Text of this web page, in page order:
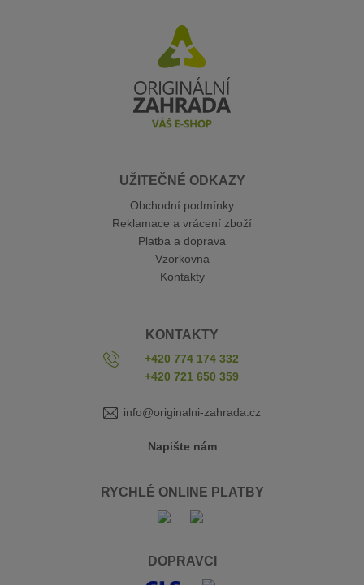
UŽITEČNÉ ODKAZY
Obchodní podmínky
Reklamace a vrácení zboží
Platba a doprava
Vzorkovna
Kontakty
KONTAKTY
+420 774 174 332
+420 721 650 359
info@originalni-zahrada.cz
Napište nám
RYCHLÉ ONLINE PLATBY
DOPRAVCI